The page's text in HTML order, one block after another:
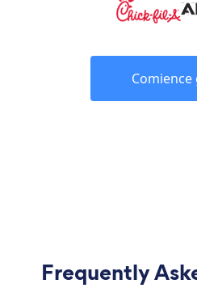
Comience
Frequently